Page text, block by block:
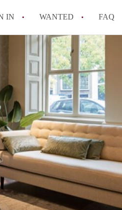
IN WANTED FAQ
All FAQs